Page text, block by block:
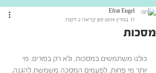
מסכות
Efrat Engel
17 במרץ 2019
זמן קריאה 2 דקות
כולנו משתמשים במסכות, ולא רק בפורים. מי
יותר מי פחות. לפעמים המסכה משמשת להגנה,